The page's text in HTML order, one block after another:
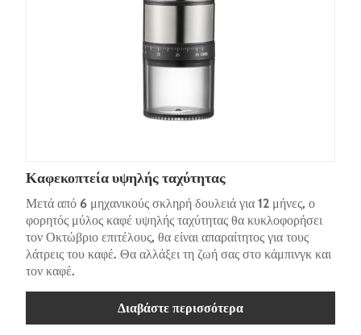
Καφεκοπτεία υψηλής ταχύτητας
Μετά από 6 μηχανικούς σκληρή δουλειά για 12 μήνες, ο
φορητός μύλος καφέ υψηλής ταχύτητας θα κυκλοφορήσει
τον Οκτώβριο επιτέλους, θα είναι απαραίτητος για τους
λάτρεις του καφέ. Θα αλλάξει τη ζωή σας στο κάμπινγκ και
τον καφέ.
Διαβάστε περισσότερα